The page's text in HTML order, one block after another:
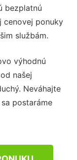
bezplatnú
cenovej ponuky
službám.
výhodnú
našej
Neváhajte
postaráme